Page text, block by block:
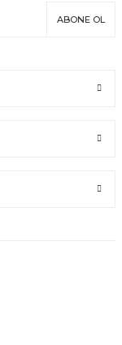
ABONE OL